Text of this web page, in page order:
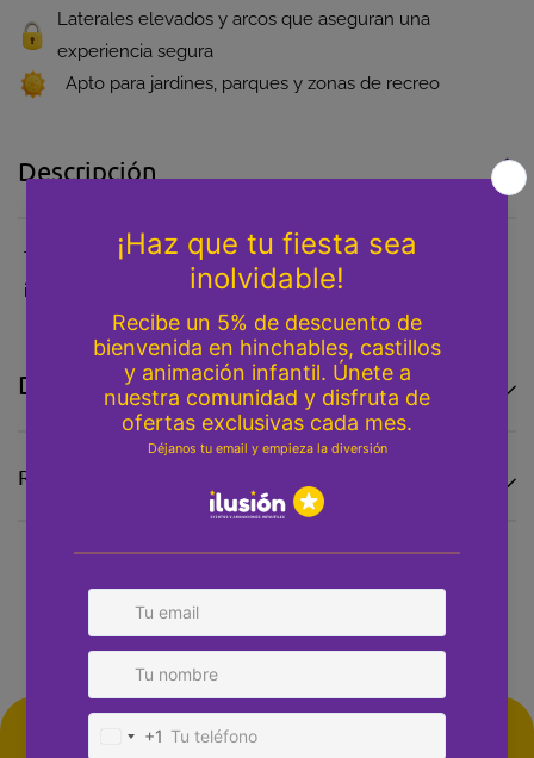
Laterales elevados y arcos que aseguran una
experiencia segura
Apto para jardines, parques y zonas de recreo
Descripción
Tobogán Bob Esponja + 4x4 Aventuras = 585€ (precio
individual) 549€ precio con el pack
Detalles adicionales
Reseñas
Disfruta de otros hinchables